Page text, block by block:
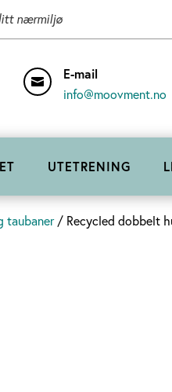
nærmiljø
 E-mail
info@moovment.no
UTETRENING
taubaner/ Recycled dobbelt